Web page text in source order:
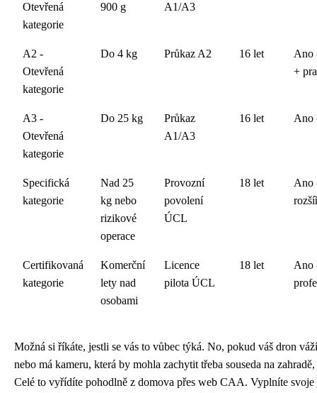
Otevřená
kategorie
900 g
A1/A3
A2 -
Otevřená
kategorie
Do 4 kg Průkaz A2 16 let
Ano
+
A3 -
Otevřená
kategorie
Do 25 kg
Průkaz
A1/A3
16 let Ano
Specifická
kategorie
Nad 25
kg nebo
rizikové
operace
Provozní
povolení
ÚCL
18 let
Ano
Certifikovaná
kategorie
Komerční
lety nad
osobami
Licence
pilota ÚCL
18 let
Ano
Možná si říkáte, jestli se vás to vůbec týká. No, pokud váš dron
nebo má kameru, která by mohla zachytit třeba souseda na
Celé to vyřídíte pohodlně z domova přes web CAA. Vyplníte svoje